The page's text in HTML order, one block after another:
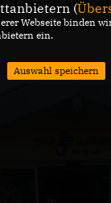
gestellt
(
Webseite binden
ein.
Auswahl speichern